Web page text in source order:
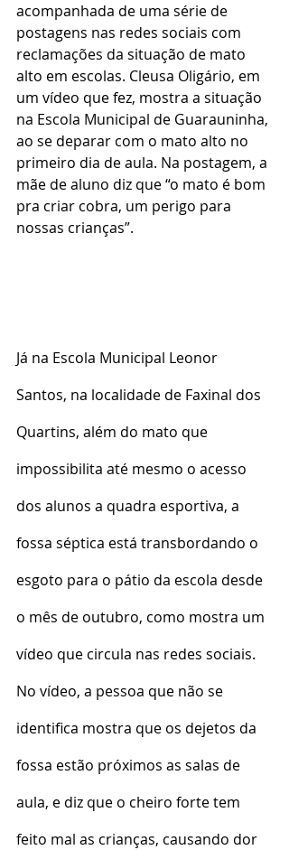
acompanhada de uma série de
postagens nas redes sociais com
reclamações da situação de mato
alto em escolas. Cleusa Oligário, em
um vídeo que fez, mostra a situação
na Escola Municipal de Guarauninha,
ao se deparar com o mato alto no
primeiro dia de aula. Na postagem, a
mãe de aluno diz que “o mato é bom
pra criar cobra, um perigo para
nossas crianças”.
Já na Escola Municipal Leonor
Santos, na localidade de Faxinal dos
Quartins, além do mato que
impossibilita até mesmo o acesso
dos alunos a quadra esportiva, a
fossa séptica está transbordando o
esgoto para o pátio da escola desde
o mês de outubro, como mostra um
vídeo que circula nas redes sociais.
No vídeo, a pessoa que não se
identifica mostra que os dejetos da
fossa estão próximos as salas de
aula, e diz que o cheiro forte tem
feito mal as crianças, causando dor